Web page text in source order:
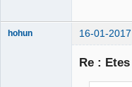
hohun 16-01-
Re :